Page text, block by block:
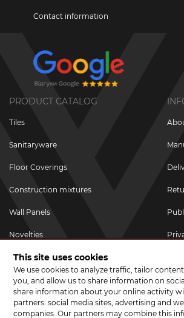
Contact information
PRODUCT CATALOG
Tiles
Sanitaryware
Floor Coverings
Construction mixtures
Wall Panels
Novelties
Promotional goods
Promotions & Discounts
JOIN US ON SOCIAL
This site uses cookies
We use cookies to analyze traffic, tailor
you, and allow us to share information on
share information about your online activity
partners: social media sites, advertising and
companies. Our partners may combine this